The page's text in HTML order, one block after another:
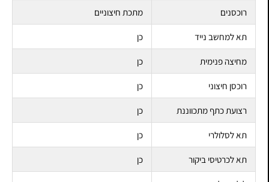
רוכסנים מתכת חיצוניים
תא למחשב נייד כן
מחיצה פנימית כן
רוכסן חיצוני כן
רצועת כתף מתכווננת כן
תא לסלולרי כן
תא לכרטיסי ביקור כן